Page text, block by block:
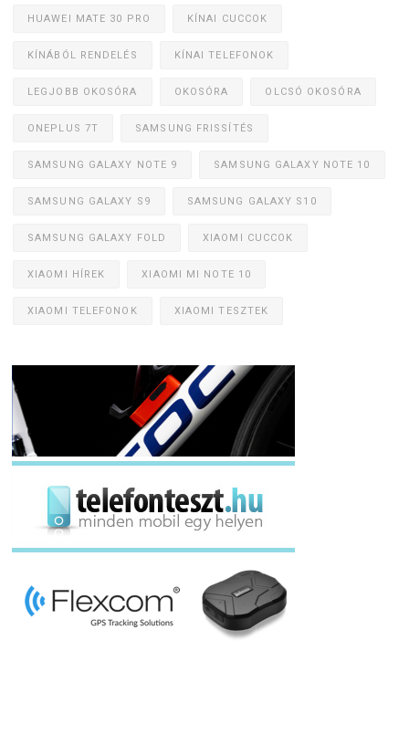
HUAWEI MATE 30 PRO KÍNAI CUCCOK
KÍNÁBÓL RENDELÉS KÍNAI TELEFONOK
LEGJOBB OKOSÓRA OKOSÓRA OLCSÓ OKOSÓRA
ONEPLUS 7T SAMSUNG FRISSÍTÉS
SAMSUNG GALAXY NOTE 9 SAMSUNG GALAXY NOTE 10
SAMSUNG GALAXY S9 SAMSUNG GALAXY S10
SAMSUNG GALAXY FOLD XIAOMI CUCCOK
XIAOMI HÍREK XIAOMI MI NOTE 10
XIAOMI TELEFONOK XIAOMI TESZTEK